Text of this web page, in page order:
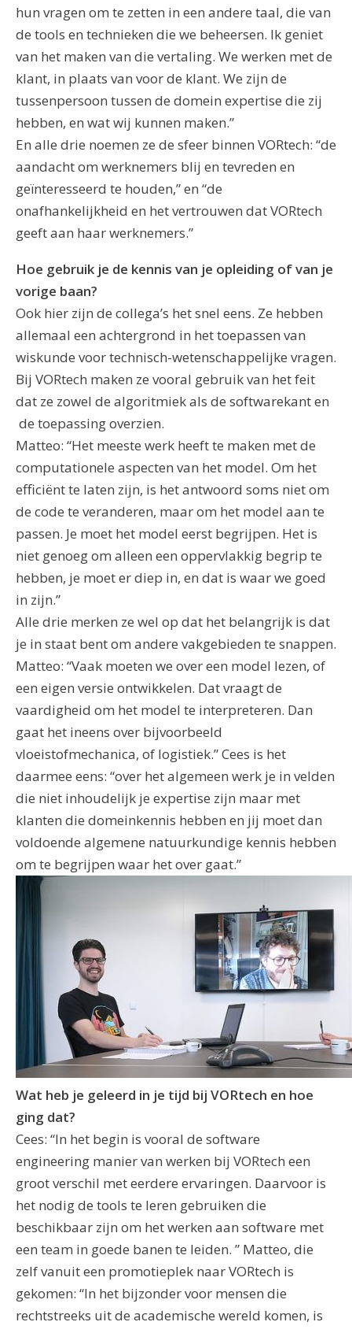
hun vragen om te zetten in een andere taal, die van
de tools en technieken die we beheersen. Ik geniet
van het maken van die vertaling. We werken met de
klant, in plaats van voor de klant. We zijn de
tussenpersoon tussen de domein expertise die zij
hebben, en wat wij kunnen maken.”
En alle drie noemen ze de sfeer binnen VORtech: “de
aandacht om werknemers blij en tevreden en
geïnteresseerd te houden,” en “de
onafhankelijkheid en het vertrouwen dat VORtech
geeft aan haar werknemers.”
Hoe gebruik je de kennis van je opleiding of van je
vorige baan?
Ook hier zijn de collega’s het snel eens. Ze hebben
allemaal een achtergrond in het toepassen van
wiskunde voor technisch-wetenschappelijke vragen.
Bij VORtech maken ze vooral gebruik van het feit
dat ze zowel de algoritmiek als de softwarekant en
de toepassing overzien.
Matteo: “Het meeste werk heeft te maken met de
computationele aspecten van het model. Om het
efficiënt te laten zijn, is het antwoord soms niet om
de code te veranderen, maar om het model aan te
passen. Je moet het model eerst begrijpen. Het is
niet genoeg om alleen een oppervlakkig begrip te
hebben, je moet er diep in, en dat is waar we goed
in zijn.”
Alle drie merken ze wel op dat het belangrijk is dat
je in staat bent om andere vakgebieden te snappen.
Matteo: “Vaak moeten we over een model lezen, of
een eigen versie ontwikkelen. Dat vraagt de
vaardigheid om het model te interpreteren. Dan
gaat het ineens over bijvoorbeeld
vloeistofmechanica, of logistiek.” Cees is het
daarmee eens: “over het algemeen werk je in velden
die niet inhoudelijk je expertise zijn maar met
klanten die domeinkennis hebben en jij moet dan
voldoende algemene natuurkundige kennis hebben
om te begrijpen waar het over gaat.”
Wat heb je geleerd in je tijd bij VORtech en hoe
ging dat?
Cees: “In het begin is vooral de software
engineering manier van werken bij VORtech een
groot verschil met eerdere ervaringen. Daarvoor is
het nodig de tools te leren gebruiken die
beschikbaar zijn om het werken aan software met
een team in goede banen te leiden. ” Matteo, die
zelf vanuit een promotieplek naar VORtech is
gekomen: “In het bijzonder voor mensen die
rechtstreeks uit de academische wereld komen, is